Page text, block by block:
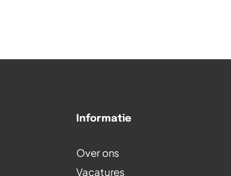
Informatie
Over ons
Vacatures